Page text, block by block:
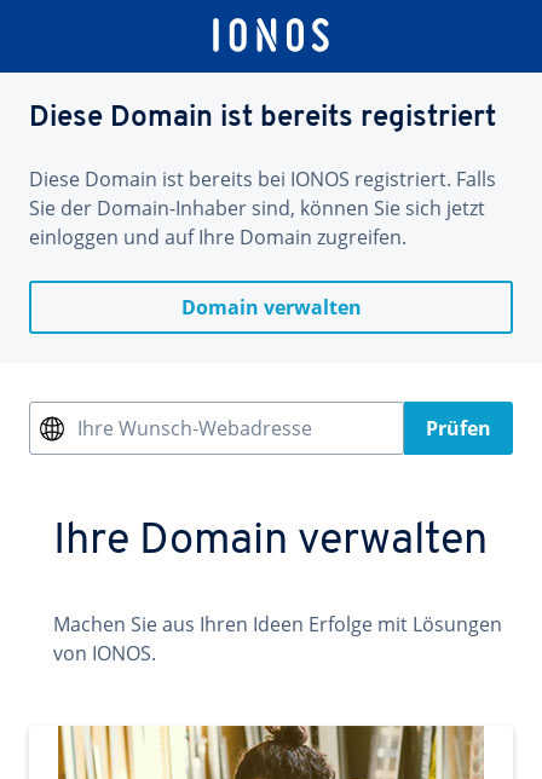
Diese Domain ist bereits registriert
Diese Domain ist bereits bei IONOS registriert. Falls
Sie der Domain-Inhaber sind, können Sie sich jetzt
einloggen und auf Ihre Domain zugreifen.
Domain verwalten
Ihre Wunsch-Webadresse Prüfen
Ihre Domain verwalten
Machen Sie aus Ihren Ideen Erfolge mit Lösungen
von IONOS.